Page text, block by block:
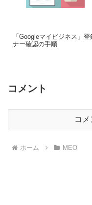
「Googleマイビジネス」
ナー確認の手順
コメント
コ
ホーム MEO